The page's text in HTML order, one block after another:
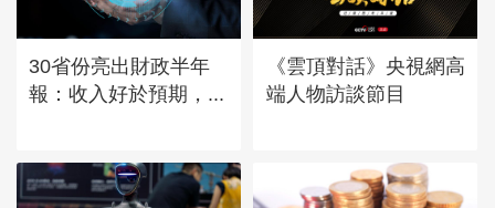
30省份亮出財政半年
報：收入好於預期，...
《雲頂對話》央視網高
端人物訪談節目